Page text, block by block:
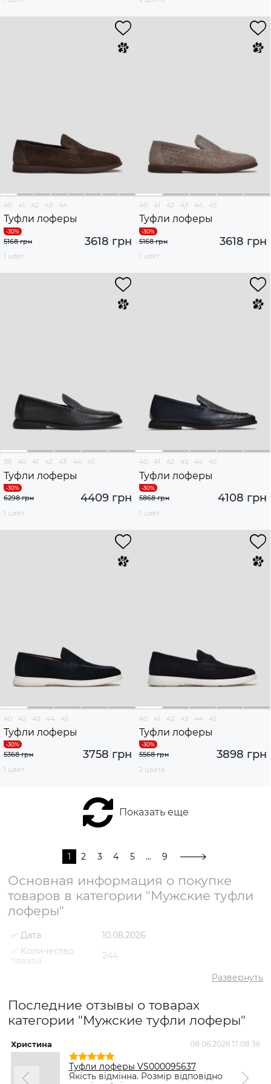
40 41 42 43 44
Туфли лоферы
3618 грн
5168 грн
1 цвет
40 41 42 43 44 45
Туфли лоферы
3618 грн
5168 грн
1 цвет
39 40 41 42 43 44 45
Туфли лоферы
4409 грн
6298 грн
1 цвет
40 41 42 43 44 45
Туфли лоферы
4108 грн
5868 грн
1 цвет
40 42 43 44 45
Туфли лоферы
3758 грн
5368 грн
1 цвет
40 41 42 43 44 45
Туфли лоферы
3898 грн
5568 грн
2 цвета
Показать еще
1 2 3 4 5 ... 9
Основная информация о покупке
товаров в категории "Мужские туфли
лоферы"
✅ Дата
10.08.2026
✅ Количество
товара
244
✅ Средняя цена
3469 грн
✅ Самый дешевый
товар
1280 грн
✅ Самый дорогой
товар
популярный товар
Туфли лоферы VS000089796
Коричневый - 2147 грн
Развернуть
Последние отзывы о товарах
категории "Мужские туфли лоферы"
Христина 08.06.2026 17:08:36
Туфли лоферы VS000095637
Якість відмінна. Розмір відповідно